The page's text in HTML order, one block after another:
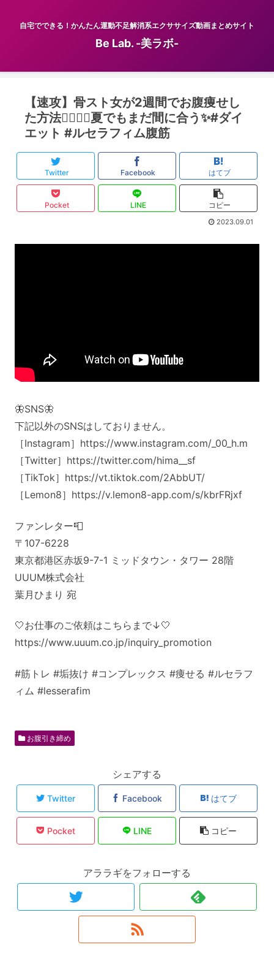
自宅でできる！かんたん運動不足解消系エクササイズ動画まとめサイト
Be Lab. -美ラボ-
【速攻】骨スト女が2週間でお腹痩せし
た方法✊🏻‎❤️‍🔥夏でもまだ間に合う✨#ダイ
エット #ルセラフィム腹筋
Twitter Facebook はてブ
Pocket LINE コピー
2023.09.01
🦋SNS🦋
下記以外のSNSはしておりません。
［Instagram］https://www.instagram.com/_00_h.m
［Twitter］https://twitter.com/hima__sf
［TikTok］https://vt.tiktok.com/2AbbUT/
［Lemon8］https://v.lemon8-app.com/s/kbrFRjxf
ファンレター📮
〒107-6228
東京都港区赤坂9-7-1 ミッドタウン・タワー 28階
UUUM株式会社
葉月ひまり 宛
🤍お仕事のご依頼はこちらまで↓🤍
https://www.uuum.co.jp/inquiry_promotion
#筋トレ #垢抜け #コンプレックス #痩せる #ルセラフ
ィム #lesserafim
お腹引き締め
シェアする
Twitter Facebook はてブ
Pocket LINE コピー
アララギをフォローする